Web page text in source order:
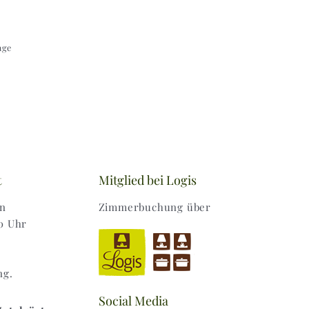
Uhr
Mitglied bei Logis
Zimmerbuchung über
Social Media